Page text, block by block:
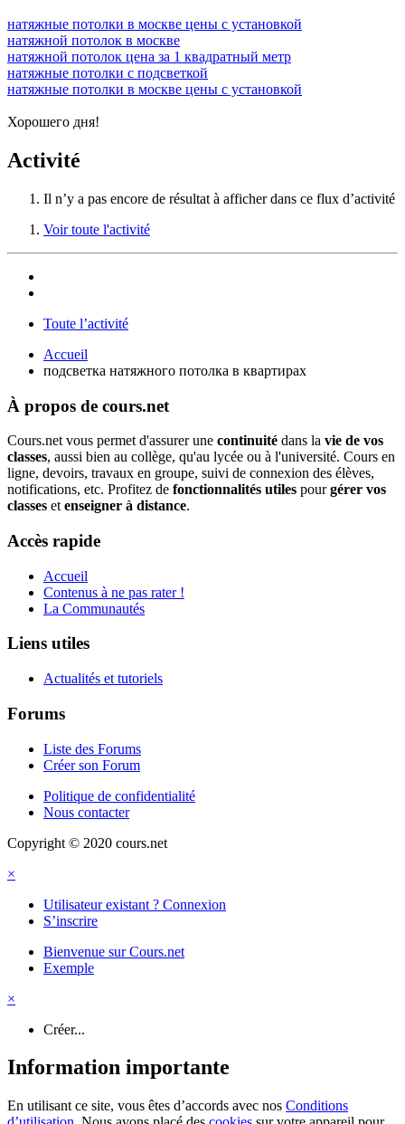
натяжные потолки в москве цены с установкой
натяжной потолок в москве
натяжной потолок цена за 1 квадратный метр
натяжные потолки с подсветкой
натяжные потолки в москве цены с установкой
Хорошего дня!
Activité
Il n’y a pas encore de résultat à afficher dans ce flux d’activité
Voir toute l'activité
Toute l’activité
Accueil
подсветка натяжного потолка в квартирах
À propos de cours.net
Cours.net vous permet d'assurer une continuité dans la vie de vos
classes, aussi bien au collège, qu'au lycée ou à l'université. Cours en
ligne, devoirs, travaux en groupe, suivi de connexion des élèves,
notifications, etc. Profitez de fonctionnalités utiles pourgérer vos
classes et enseigner à distance.
Accès rapide
Accueil
Contenus à ne pas rater !
La Communautés
Liens utiles
Actualités et tutoriels
Forums
Liste des Forums
Créer son Forum
Politique de confidentialité
Nous contacter
Copyright © 2020 cours.net
×
Utilisateur existant ? Connexion
S’inscrire
Bienvenue sur Cours.net
Exemple
×
Créer...
Information importante
En utilisant ce site, vous êtes d’accords avec nos Conditions